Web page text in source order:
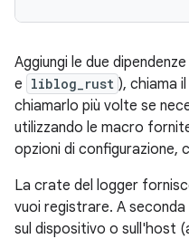
Aggiungi le due
e liblog_rust ), chiama
chiamarlo più volte se
utilizzando le macro
opzioni di configurazione,
La crate del logger
vuoi registrare. A
sul dispositivo o sull'host